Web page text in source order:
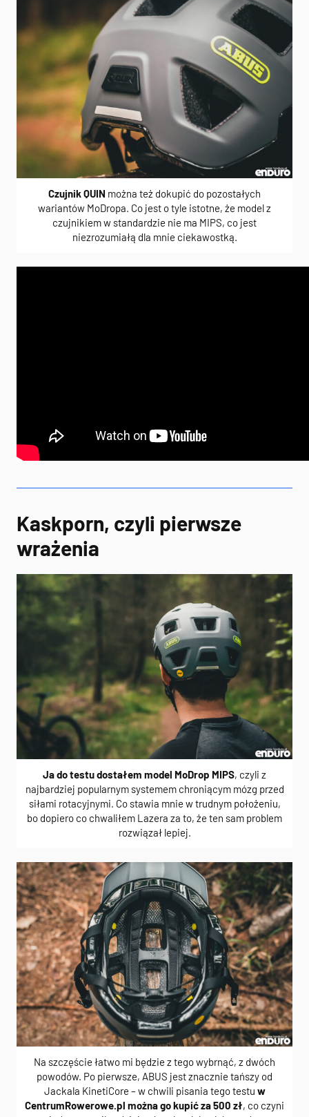
Czujnik QUIN można też dokupić do pozostałych
wariantów MoDropa. Co jest o tyle istotne, że model z
czujnikiem w standardzie nie ma MIPS, co jest
niezrozumiałą dla mnie ciekawostką.
Kaskporn, czyli pierwsze
wrażenia
Ja do testu dostałem model MoDrop MIPS, czyli z
najbardziej popularnym systemem chroniącym mózg przed
siłami rotacyjnymi. Co stawia mnie w trudnym położeniu,
bo dopiero co chwaliłem Lazera za to, że ten sam problem
rozwiązał lepiej.
Na szczęście łatwo mi będzie z tego wybrnąć, z dwóch
powodów. Po pierwsze, ABUS jest znacznie tańszy od
Jackala KinetiCore – w chwili pisania tego testu w
CentrumRowerowe.pl można go kupić za 500 zł, co czyni